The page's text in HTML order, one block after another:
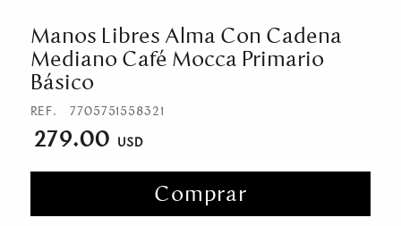
Venezuela
Manos Libres Alma Con Cadena
Mediano Café Mocca Primario
Básico
REF. 7705751558321
279.00
Comprar